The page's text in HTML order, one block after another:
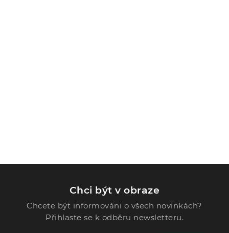
Chci být v obraze
Chcete být informováni o všech novinkách?
Přihlaste se k odběru newsletteru.